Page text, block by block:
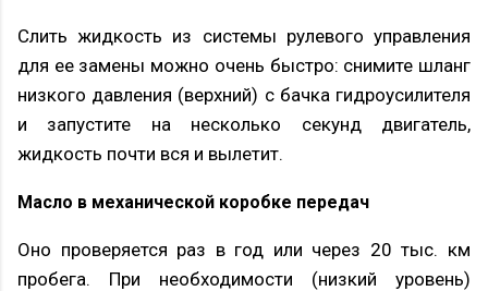
Слить жидкость из системы рулевого управления
для ее замены можно очень быстро: снимите шланг
низкого давления (верхний) с бачка гидроусилителя
и запустите на несколько секунд двигатель,
жидкость почти вся и вылетит.
Масло в механической коробке передач
Оно проверяется раз в год или через 20 тыс. км
пробега. При необходимости (низкий уровень)